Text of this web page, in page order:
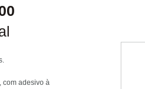
com adesivo à